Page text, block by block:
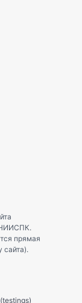
прямая
сайта).